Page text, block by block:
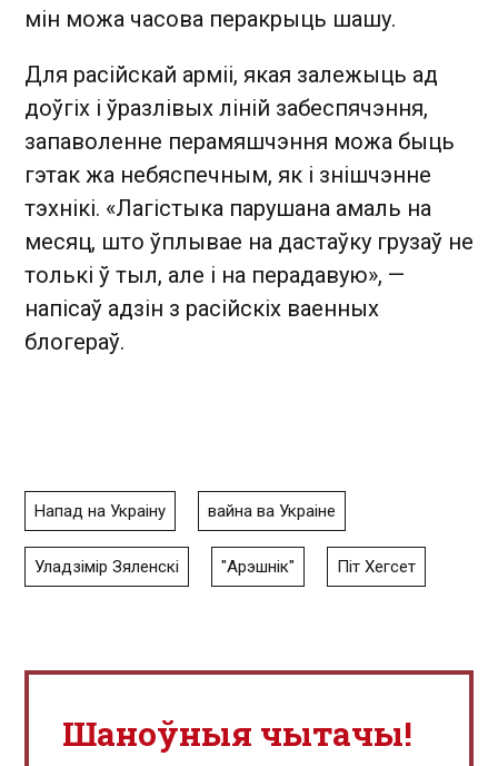
мін можа часова перакрыць шашу.
Для расійскай арміі, якая залежыць ад
доўгіх і ўразлівых ліній забеспячэння,
запаволенне перамяшчэння можа быць
гэтак жа небяспечным, як і знішчэнне
тэхнікі. «Лагістыка парушана амаль на
месяц, што ўплывае на дастаўку грузаў не
толькі ў тыл, але і на перадавую», —
напісаў адзін з расійскіх ваенных
блогераў.
Напад на Украіну вайна ва Украіне
Уладзімір Зяленскі "Арэшнік" Піт Хегсет
Шаноўныя чытачы!